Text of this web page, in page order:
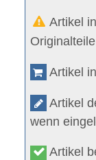
Artikel
Artikel
Artikel
wenn
Artikel